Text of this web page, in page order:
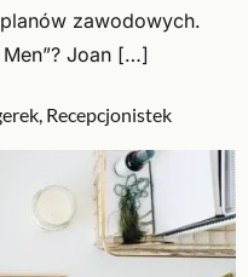
zawodowych.
Joan […]
Recepcjonistek